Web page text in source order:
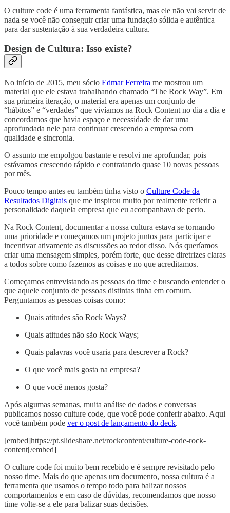
O culture code é uma ferramenta fantástica, mas ele não vai servir de
nada se você não conseguir criar uma fundação sólida e autêntica
para dar sustentação à sua verdadeira cultura.
Design de Cultura: Isso existe?
No início de 2015, meu sócio Edmar Ferreira me mostrou um
material que ele estava trabalhando chamado “The Rock Way”. Em
sua primeira iteração, o material era apenas um conjunto de
“hábitos” e “verdades” que vivíamos na Rock Content no dia a dia e
concordamos que havia espaço e necessidade de dar uma
aprofundada nele para continuar crescendo a empresa com
qualidade e sincronia.
O assunto me empolgou bastante e resolvi me aprofundar, pois
estávamos crescendo rápido e contratando quase 10 novas pessoas
por mês.
Pouco tempo antes eu também tinha visto o Culture Code da
Resultados Digitais que me inspirou muito por realmente refletir a
personalidade daquela empresa que eu acompanhava de perto.
Na Rock Content, documentar a nossa cultura estava se tornando
uma prioridade e começamos um projeto juntos para participar e
incentivar ativamente as discussões ao redor disso. Nós queríamos
criar uma mensagem simples, porém forte, que desse diretrizes claras
a todos sobre como fazemos as coisas e no que acreditamos.
Começamos entrevistando as pessoas do time e buscando entender o
que aquele conjunto de pessoas distintas tinha em comum.
Perguntamos as pessoas coisas como:
Quais atitudes são Rock Ways?
Quais atitudes não são Rock Ways;
Quais palavras você usaria para descrever a Rock?
O que você mais gosta na empresa?
O que você menos gosta?
Após algumas semanas, muita análise de dados e conversas
publicamos nosso culture code, que você pode conferir abaixo. Aqui
você também pode ver o post de lançamento do deck.
[embed]https://pt.slideshare.net/rockcontent/culture-code-rock-
content[/embed]
O culture code foi muito bem recebido e é sempre revisitado pelo
nosso time. Mais do que apenas um documento, nossa cultura é a
ferramenta que usamos o tempo todo para balizar nossos
comportamentos e em caso de dúvidas, recomendamos que nosso
time volte-se a ele para balizar suas decisões.